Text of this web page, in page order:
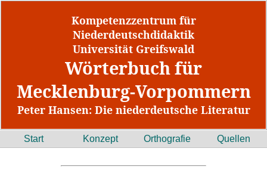
Kompetenzzentrum für
Niederdeutschdidaktik
Universität Greifswald
Wörterbuch für
Mecklenburg-Vorpommern
Peter Hansen: Die niederdeutsche Literatur
Start Konzept Orthografie Quellen